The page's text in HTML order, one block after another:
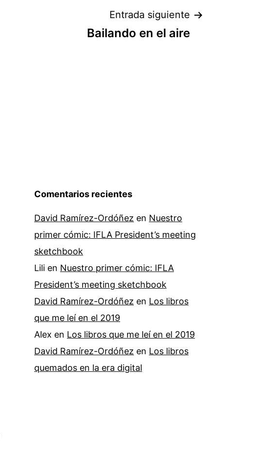
Entrada siguiente
Bailando en el aire
Comentarios recientes
David Ramírez-Ordóñez en Nuestro
primer cómic: IFLA President’s meeting
sketchbook
Lili en Nuestro primer cómic: IFLA
President’s meeting sketchbook
David Ramírez-Ordóñez en Los libros
que me leí en el 2019
Alex en Los libros que me leí en el 2019
David Ramírez-Ordóñez en Los libros
quemados en la era digital